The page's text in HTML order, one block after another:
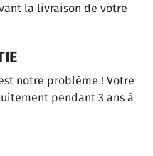
la livraison de votre
notre problème ! Votre
pendant 3 ans à